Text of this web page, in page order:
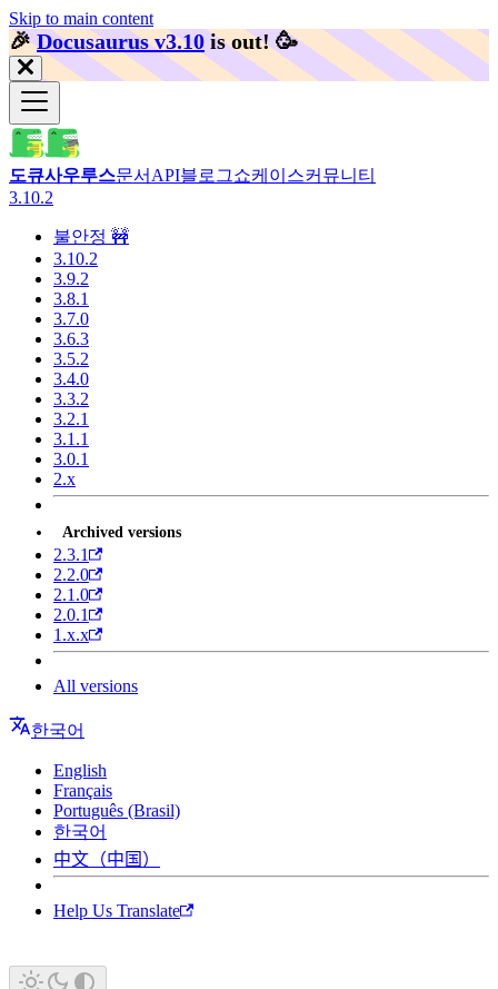
Skip to main content
🎉️Docusaurus v3.10 is out! 🥳️
도큐사우루스문서 API블로그쇼케이스커뮤니티
3.10.2
불안정 🚧
3.10.2
3.9.2
3.8.1
3.7.0
3.6.3
3.5.2
3.4.0
3.3.2
3.2.1
3.1.1
3.0.1
2.x
Archived versions
2.3.1
2.2.0
2.1.0
2.0.1
1.x.x
All versions
한국어
English
Français
Português (Brasil)
한국어
中文（中国）
Help Us Translate